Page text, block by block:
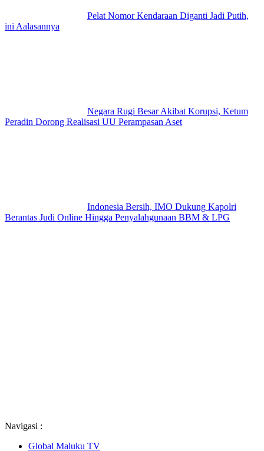
Pelat Nomor Kendaraan Diganti Jadi Putih,
ini Aalasannya
Negara Rugi Besar Akibat Korupsi, Ketum
Peradin Dorong Realisasi UU Perampasan Aset
Indonesia Bersih, IMO Dukung Kapolri
Berantas Judi Online Hingga Penyalahgunaan BBM & LPG
Navigasi :
Global Maluku TV